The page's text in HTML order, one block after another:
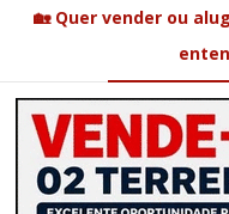
🏡 Quer vender ou